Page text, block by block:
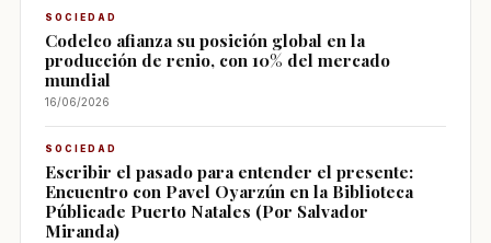
SOCIEDAD
Codelco afianza su posición global en la
producción de renio, con 10% del mercado
mundial
16/06/2026
SOCIEDAD
Escribir el pasado para entender el presente:
Encuentro con Pavel Oyarzún en la Biblioteca
Públicade Puerto Natales (Por Salvador
Miranda)